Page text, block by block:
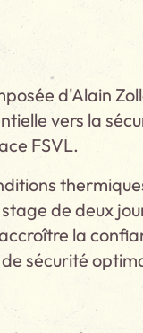
d'Alain
vers la
FSVL.
de deux
la
sécurité